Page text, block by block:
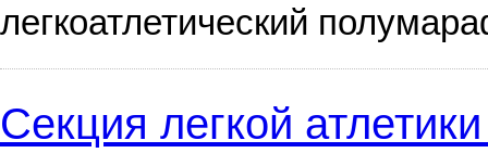
легкоатлетический
Секция легкой